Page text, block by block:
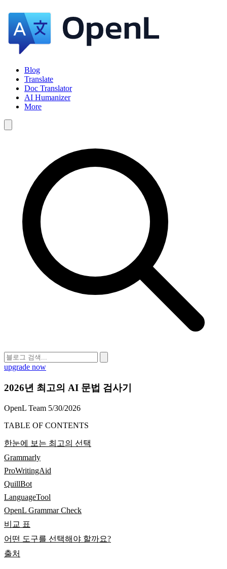
Blog
Translate
Doc Translator
AI Humanizer
More
upgrade now
2026년 최고의 AI 문법 검사기
OpenL Team 5/30/2026
TABLE OF CONTENTS
한눈에 보는 최고의 선택
Grammarly
ProWritingAid
QuillBot
LanguageTool
OpenL Grammar Check
비교 표
어떤 도구를 선택해야 할까요?
출처